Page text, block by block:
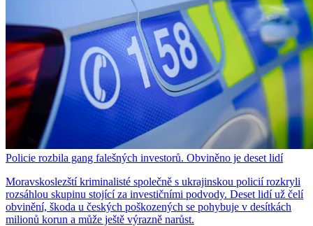
Policie rozbila gang falešných investorů. Obviněno je deset lidí
Moravskoslezští kriminalisté společně s ukrajinskou policií rozkryli
rozsáhlou skupinu stojící za investičními podvody. Deset lidí už čelí
obvinění, škoda u českých poškozených se pohybuje v desítkách
milionů korun a může ještě výrazně narůst.